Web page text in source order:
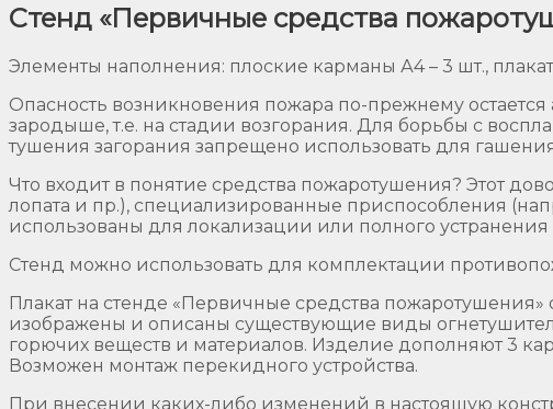
Стенд «Первичные средства
Элементы наполнения: плоские карманы А4 – 3 шт.,
Опасность возникновения пожара по-прежнему остается
зародыше, т.е. на стадии возгорания. Для борьбы с
тушения загорания запрещено использовать для
Что входит в понятие средства пожаротушения? Этот
лопата и пр.), специализированные приспособления
использованы для локализации или полного устранения
Стенд можно использовать для комплектации
Плакат на стенде «Первичные средства
изображены и описаны существующие виды
горючих веществ и материалов. Изделие дополняют 3
Возможен монтаж перекидного устройства.
При внесении каких-либо изменений в настоящую